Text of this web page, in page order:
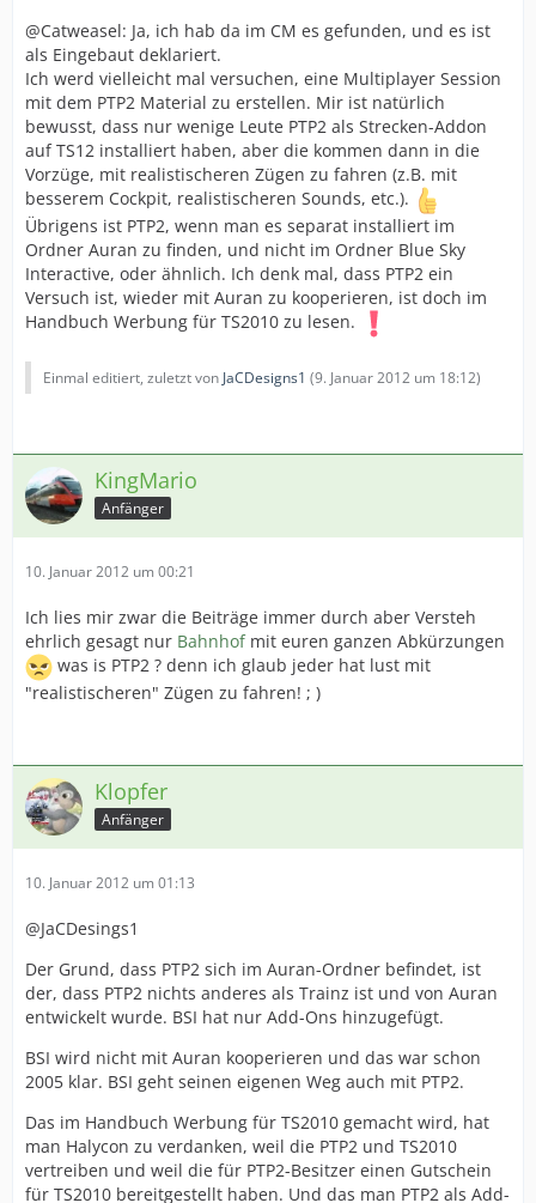
@Catweasel: Ja, ich hab da im CM es gefunden, und es ist
als Eingebaut deklariert.
Ich werd vielleicht mal versuchen, eine Multiplayer Session
mit dem PTP2 Material zu erstellen. Mir ist natürlich
bewusst, dass nur wenige Leute PTP2 als Strecken-Addon
auf TS12 installiert haben, aber die kommen dann in die
Vorzüge, mit realistischeren Zügen zu fahren (z.B. mit
besserem Cockpit, realistischeren Sounds, etc.).
Übrigens ist PTP2, wenn man es separat installiert im
Ordner Auran zu finden, und nicht im Ordner Blue Sky
Interactive, oder ähnlich. Ich denk mal, dass PTP2 ein
Versuch ist, wieder mit Auran zu kooperieren, ist doch im
Handbuch Werbung für TS2010 zu lesen.
Einmal editiert, zuletzt von JaCDesigns1 (9. Januar 2012 um 18:12)
KingMario
Anfänger
10. Januar 2012 um 00:21
Ich lies mir zwar die Beiträge immer durch aber Versteh
ehrlich gesagt nur Bahnhofmit euren ganzen Abkürzungen
was is PTP2 ? denn ich glaub jeder hat lust mit
"realistischeren" Zügen zu fahren! ; )
Klopfer
Anfänger
10. Januar 2012 um 01:13
@JaCDesings1
Der Grund, dass PTP2 sich im Auran-Ordner befindet, ist
der, dass PTP2 nichts anderes als Trainz ist und von Auran
entwickelt wurde. BSI hat nur Add-Ons hinzugefügt.
BSI wird nicht mit Auran kooperieren und das war schon
2005 klar. BSI geht seinen eigenen Weg auch mit PTP2.
Das im Handbuch Werbung für TS2010 gemacht wird, hat
man Halycon zu verdanken, weil die PTP2 und TS2010
vertreiben und weil die für PTP2-Besitzer einen Gutschein
für TS2010 bereitgestellt haben. Und das man PTP2 als Add-